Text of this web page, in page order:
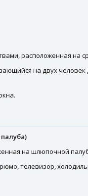
расположенная на
на двух
на шлюпочной
телевизор,